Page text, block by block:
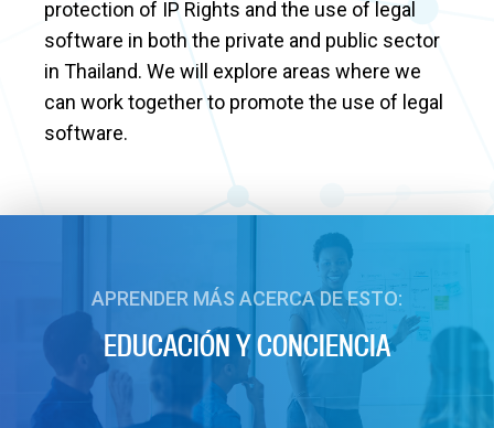
protection of IP Rights and the use of legal
software in both the private and public sector
in Thailand. We will explore areas where we
can work together to promote the use of legal
software.
APRENDER MÁS ACERCA DE ESTO:
EDUCACIÓN Y CONCIENCIA